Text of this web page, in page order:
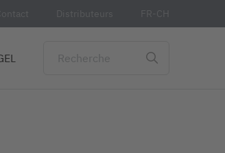
Distributeurs FR-CH